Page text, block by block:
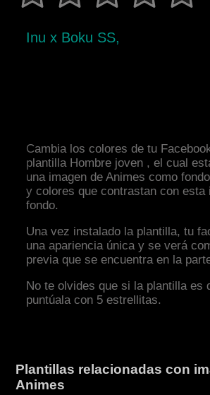
Inu x Boku SS,
Cambia los colores de tu
plantilla Hombre joven , el cual
una imagen de Animes como
y colores que contrastan con esta
fondo.
Una vez instalado la plantilla, tu
una apariencia única y se verá
previa que se encuentra en la
No te olvides que si la plantilla es
puntúala con 5 estrellitas.
Plantillas relacionadas con
Animes